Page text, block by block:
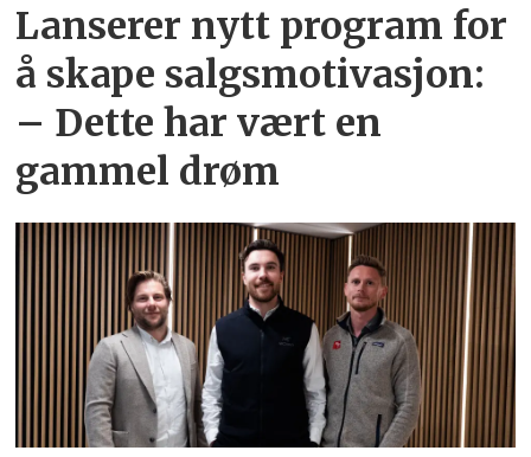
Lanserer nytt program for
å skape salgsmotivasjon:
– Dette har vært en
gammel drøm